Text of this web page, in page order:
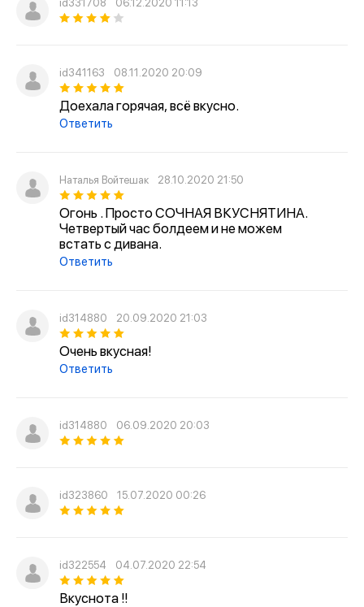
id331708 06.12.2020 11:13
id341163 08.11.2020 20:09
Доехала горячая, всё вкусно.
Ответить
Наталья Войтешак 28.10.2020 21:50
Огонь . Просто СОЧНАЯ ВКУСНЯТИНА.
Четвертый час болдеем и не можем
встать с дивана.
Ответить
id314880 20.09.2020 21:03
Очень вкусная!
Ответить
id314880 06.09.2020 20:03
id323860 15.07.2020 00:26
id322554 04.07.2020 22:54
Вкуснота !!